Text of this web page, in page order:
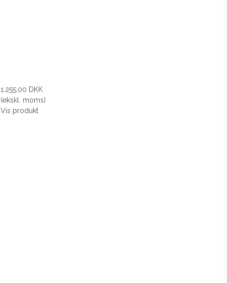
1.255,00 DKK
(ekskl. moms)
Vis produkt